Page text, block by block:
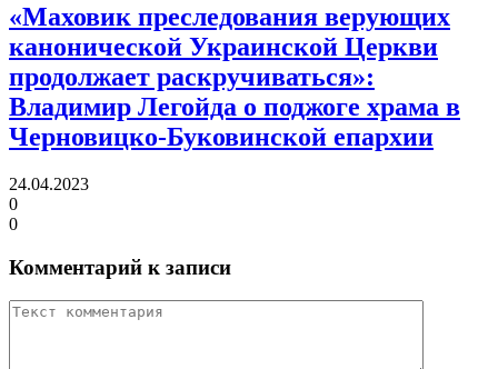
«Маховик преследования верующих
канонической Украинской Церкви
продолжает раскручиваться»:
Владимир Легойда о поджоге храма в
Черновицко-Буковинской епархии
24.04.2023
0
0
Комментарий к записи